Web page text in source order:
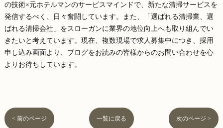
の技術×元ホテルマンのサービスマインドで、新たな清掃サービスを
発信するべく、日々奮闘しています。また、「選ばれる清掃業、選
ばれる清掃会社」をスローガンに業界の地位向上へも取り組んでい
きたいと考えています。現在、複数現場で求人募集中につき、採用
申し込み画面より、ブログをお読みの皆様からのお問い合わせを心
よりお待ちしています。
< 前のページ 一覧に戻る 次のページ >